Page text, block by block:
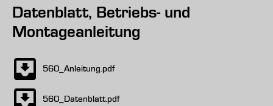
Datenblatt, Betriebs- und
Montageanleitung
560_Anleitung.pdf
560_Datenblatt.pdf